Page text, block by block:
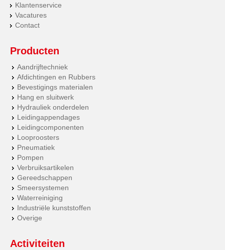
Klantenservice
Vacatures
Contact
Producten
Aandrijftechniek
Afdichtingen en Rubbers
Bevestigings materialen
Hang en sluitwerk
Hydrauliek onderdelen
Leidingappendages
Leidingcomponenten
Looproosters
Pneumatiek
Pompen
Verbruiksartikelen
Gereedschappen
Smeersystemen
Waterreiniging
Industriële kunststoffen
Overige
Activiteiten